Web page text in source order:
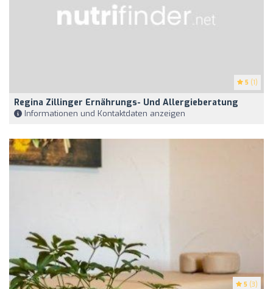
5 (1)
Regina Zillinger Ernährungs- Und Allergieberatung
Informationen und Kontaktdaten anzeigen
5 (3)